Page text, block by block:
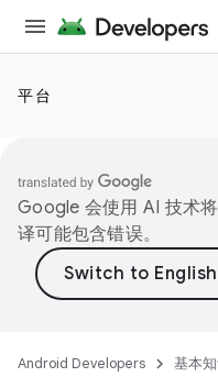
平台
Google 会使用 AI 技术
译可能包含错误。
Android Developers 基本